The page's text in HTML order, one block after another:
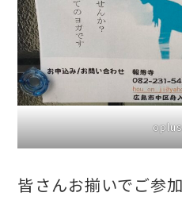
皆さんお揃いでご参